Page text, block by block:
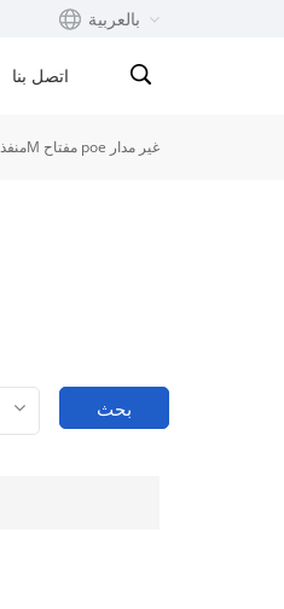
بالعربية
بالعربية
اتصل بنا
24 منفذا 10 / 100M مفتاح poe غير مدار
بحث